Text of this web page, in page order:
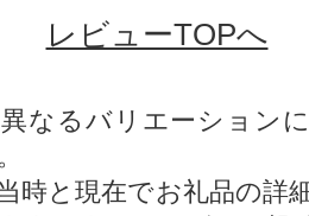
レビューTOPへ
なるバリエーション
時と現在でお礼品の詳